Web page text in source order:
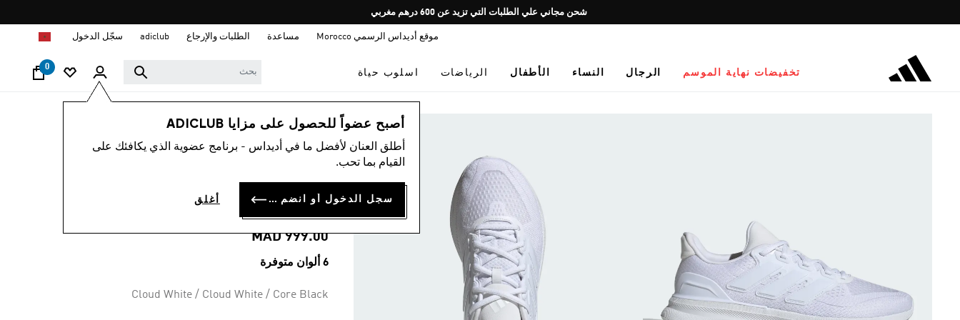
Pause
promotion
شحن مجاني علي الطلبات التي تزيد عن 600 درهم مغربي
موقع أديداس الرسمي Morocco مساعدة الطلبات والإرجاع adiclub سجّل الدخول
تخفيضات نهاية الموسم الرجال النساء الأطفال الرياضات اسلوب حياة
0
أصبح عضواً للحصول على مزايا ADICLUB
أطلق العنان لأفضل ما في أديداس - برنامج عضوية الذي يكافئك على
القيام بما تحب.
سجل الدخول أو انضم الآن أغلق
الرجال أحذية
التقييم
هو
4.7
نفس
4.7 (633)
حذاء ULTRARUN 5
RUNNING
MAD 999.00
6 ألوان متوفرة
Cloud White / Cloud White / Core Black